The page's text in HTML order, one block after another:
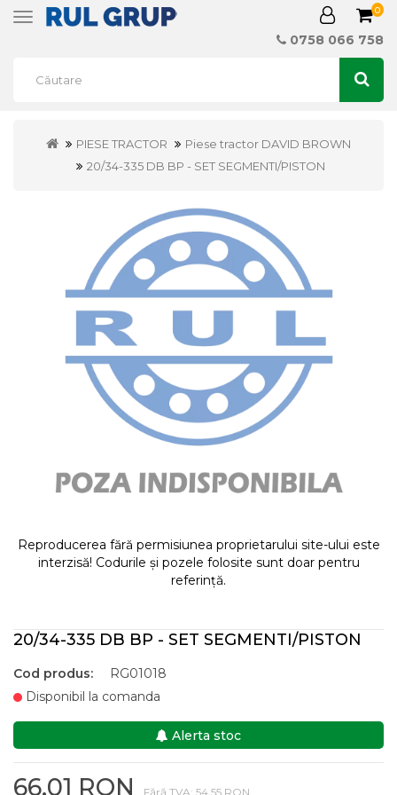
Toggle
0
0758 066 758
PIESE TRACTOR
Piese tractor DAVID BROWN
20/34-335 DB BP - SET SEGMENTI/PISTON
Reproducerea fără permisiunea proprietarului site-ului este
interzisă! Codurile și pozele folosite sunt doar pentru
referință.
20/34-335 DB BP - SET SEGMENTI/PISTON
Cod produs:
RG01018
Disponibil la comanda
Alerta stoc
66,01 RON Fără TVA: 54,55 RON